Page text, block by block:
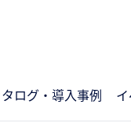
ログ・導入事例